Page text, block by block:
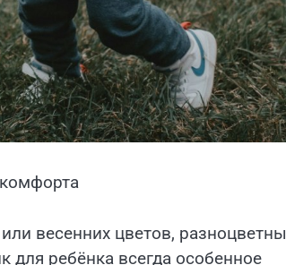
весенних цветов,
ребёнка всегда особенное